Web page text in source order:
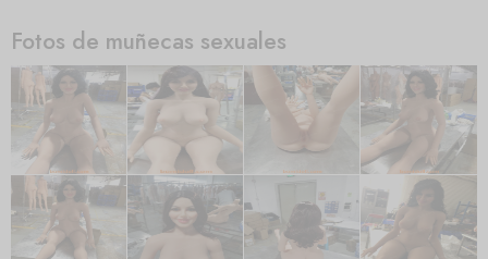
Fotos de muñecas sexuales